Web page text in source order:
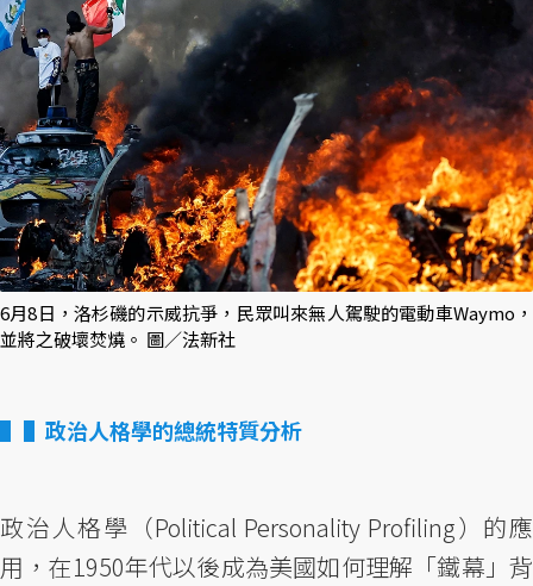
6月8日，洛杉磯的示威抗爭，民眾叫來無人駕駛的電動車Waymo，
並將之破壞焚燒。 圖／法新社
▌政治人格學的總統特質分析
政治人格學（Political Personality Profiling）的應
用，在1950年代以後成為美國如何理解「鐵幕」背